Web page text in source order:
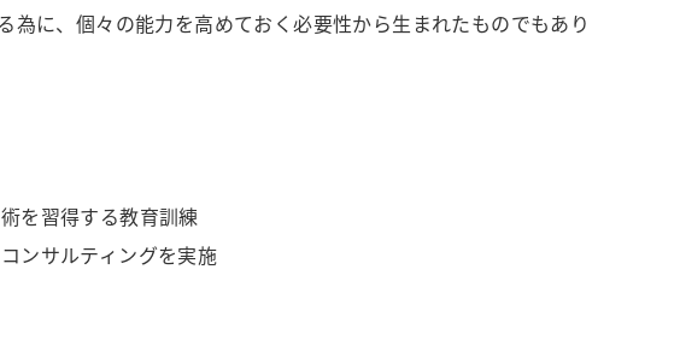
為に、個々の能力を高めておく必要性から生まれたものでもあり
を習得する教育訓練
ンサルティングを実施